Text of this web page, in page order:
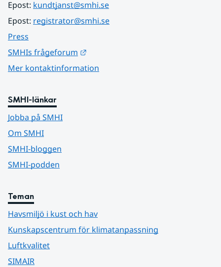
Epost: kundtjanst@smhi.se
Epost: registrator@smhi.se
Press
SMHIs frågeforum
Mer kontaktinformation
SMHI-länkar
Jobba på SMHI
Om SMHI
SMHI-bloggen
SMHI-podden
Teman
Havsmiljö i kust och hav
Kunskapscentrum för klimatanpassning
Luftkvalitet
SIMAIR